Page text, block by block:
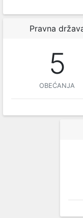
Pravna
5
OBEĆANJA